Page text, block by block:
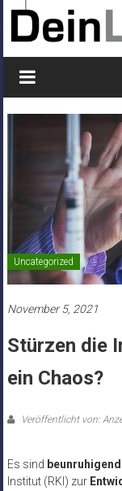
Uncategorized
November 5, 2021
Stürzen die
ein Chaos?
Veröffentlicht von:
Es sind
Institut (RKI) zur